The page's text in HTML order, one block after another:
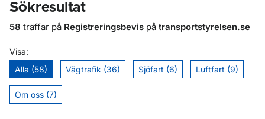
Sökresultat
58 träffar på Registreringsbevis på transportstyrelsen.se
Visa:
Alla (58)
Vägtrafik (36) Sjöfart (6) Luftfart (9)
Om oss (7)